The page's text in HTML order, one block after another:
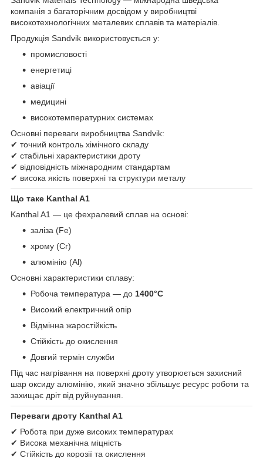
компанія з багаторічним досвідом у виробництві
високотехнологічних металевих сплавів та матеріалів.
Продукція Sandvik використовується у:
промисловості
енергетиці
авіації
медицині
високотемпературних системах
Основні переваги виробництва Sandvik:
✔ точний контроль хімічного складу
✔ стабільні характеристики дроту
✔ відповідність міжнародним стандартам
✔ висока якість поверхні та структури металу
Що таке Kanthal A1
Kanthal A1 — це фехралевий сплав на основі:
заліза (Fe)
хрому (Cr)
алюмінію (Al)
Основні характеристики сплаву:
Робоча температура — до 1400°C
Високий електричний опір
Відмінна жаростійкість
Стійкість до окислення
Довгий термін служби
Під час нагрівання на поверхні дроту утворюється захисний
шар оксиду алюмінію, який значно збільшує ресурс роботи та
захищає дріт від руйнування.
Переваги дроту Kanthal A1
✔ Робота при дуже високих температурах
✔ Висока механічна міцність
✔ Стійкість до корозії та окислення